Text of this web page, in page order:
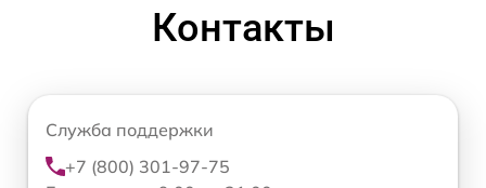
Контакты
Служба поддержки
+7 (800) 301-97-75